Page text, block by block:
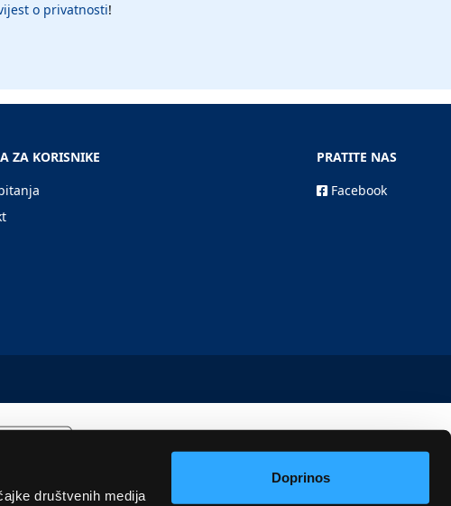
društvenih medija
Doprinos
o privatnosti!
ZA KORISNIKE
PRATITE NAS
Facebook